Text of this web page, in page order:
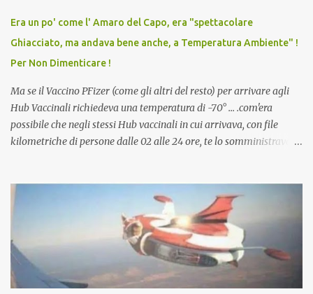
vaccino usato per minacciare i mezzi di sussistenza, il lavoro o la
scuola. Non avevamo mai visto un vaccino che permettesse a un
dodicenne di ignorare il consenso dei genitori. Dopo tutti i vaccini
che abbiamo elencato sopra...
Era un po' come l' Amaro del Capo, era "spettacolare
Ghiacciato, ma andava bene anche, a Temperatura Ambiente" !
Per Non Dimenticare !
Ma se il Vaccino PFizer (come gli altri del resto) per arrivare agli
Hub Vaccinali richiedeva una temperatura di -70° ... .com'era
possibile che negli stessi Hub vaccinali in cui arrivava, con file
kilometriche di persone dalle 02 alle 24 ore, te lo somministravano
Vaccino come: l' Amaro del Capo, era "spettacolare Ghiacciato, ma
andava bene anche, a Temperatura Ambiente"! Riproponiamo
l'articolo per NON Dimenticare!